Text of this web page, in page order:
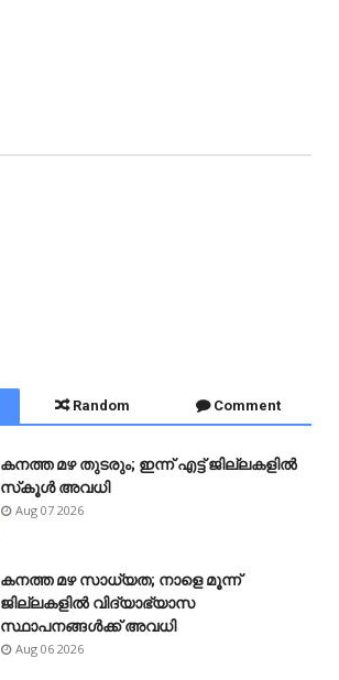
Random Comment
കനത്ത മഴ തുടരും; ഇന്ന് എട്ട് ജില്ലകളിൽ
സ്‌കൂൾ അവധി
Aug 07 2026
കനത്ത മഴ സാധ്യത; നാളെ മൂന്ന്
ജില്ലകളിൽ വിദ്യാഭ്യാസ
സ്ഥാപനങ്ങൾക്ക് അവധി
Aug 06 2026